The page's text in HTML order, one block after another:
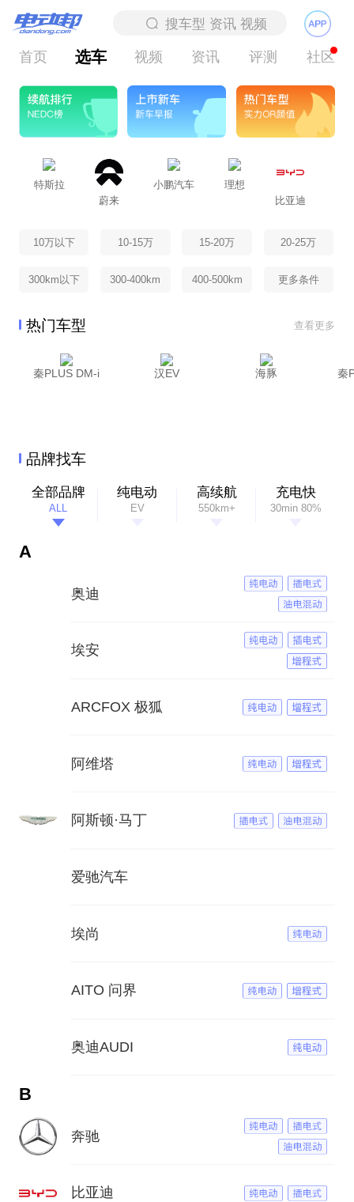
首页 选车 视频 资讯 评测 社区
特斯拉
蔚来
小鹏汽车
理想
比亚迪
10万以下 10-15万 15-20万 20-25万
300km以下 300-400km 400-500km 更多条件
热门车型 查看更多
秦PLUS DM-i 汉EV 海豚 秦
品牌找车
全部品牌
ALL
纯电动
EV
高续航
550km+
充电快
30min 80%
A
奥迪
埃安
ARCFOX 极狐
阿维塔
阿斯顿·马丁
爱驰汽车
埃尚
AITO 问界
奥迪AUDI
B
奔驰
比亚迪